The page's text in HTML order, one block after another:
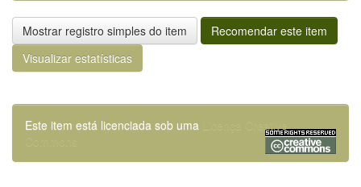
Mostrar registro simples do item
Recomendar este item
Visualizar estatísticas
Este item está licenciada sob uma
Licença Creative
Commons